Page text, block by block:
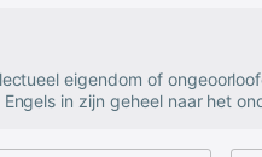
eigendom of
in zijn geheel naar het